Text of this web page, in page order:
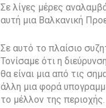
Σε λίγες μέρες
αυτή μια Βαλκανική
Σε αυτό το πλαίσιο
Τονίσαμε ότι η
θα είναι μια από τις
άλλη μια φορά
το μέλλον της περιοχής.